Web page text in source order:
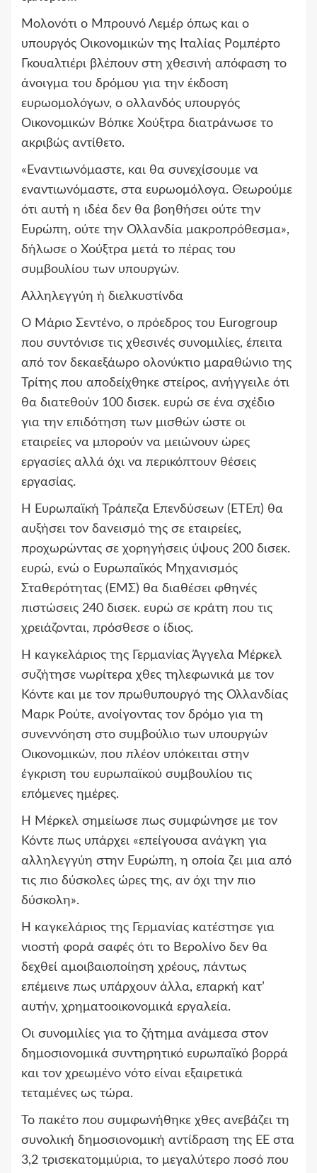
Μολονότι ο Μπρουνό Λεμέρ όπως και ο
υπουργός Οικονομικών της Ιταλίας Ρομπέρτο
Γκουαλτιέρι βλέπουν στη χθεσινή απόφαση το
άνοιγμα του δρόμου για την έκδοση
ευρωομολόγων, ο ολλανδός υπουργός
Οικονομικών Βόπκε Χούξτρα διατράνωσε το
ακριβώς αντίθετο.
«Εναντιωνόμαστε, και θα συνεχίσουμε να
εναντιωνόμαστε, στα ευρωομόλογα. Θεωρούμε
ότι αυτή η ιδέα δεν θα βοηθήσει ούτε την
Ευρώπη, ούτε την Ολλανδία μακροπρόθεσμα»,
δήλωσε ο Χούξτρα μετά το πέρας του
συμβουλίου των υπουργών.
Αλληλεγγύη ή διελκυστίνδα
Ο Μάριο Σεντένο, ο πρόεδρος του Eurogroup
που συντόνισε τις χθεσινές συνομιλίες, έπειτα
από τον δεκαεξάωρο ολονύκτιο μαραθώνιο της
Τρίτης που αποδείχθηκε στείρος, ανήγγειλε ότι
θα διατεθούν 100 δισεκ. ευρώ σε ένα σχέδιο
για την επιδότηση των μισθών ώστε οι
εταιρείες να μπορούν να μειώνουν ώρες
εργασίες αλλά όχι να περικόπτουν θέσεις
εργασίας.
Η Ευρωπαϊκή Τράπεζα Επενδύσεων (ΕΤΕπ) θα
αυξήσει τον δανεισμό της σε εταιρείες,
προχωρώντας σε χορηγήσεις ύψους 200 δισεκ.
ευρώ, ενώ ο Ευρωπαϊκός Μηχανισμός
Σταθερότητας (ΕΜΣ) θα διαθέσει φθηνές
πιστώσεις 240 δισεκ. ευρώ σε κράτη που τις
χρειάζονται, πρόσθεσε ο ίδιος.
Η καγκελάριος της Γερμανίας Άγγελα Μέρκελ
συζήτησε νωρίτερα χθες τηλεφωνικά με τον
Κόντε και με τον πρωθυπουργό της Ολλανδίας
Μαρκ Ρούτε, ανοίγοντας τον δρόμο για τη
συνεννόηση στο συμβούλιο των υπουργών
Οικονομικών, που πλέον υπόκειται στην
έγκριση του ευρωπαϊκού συμβουλίου τις
επόμενες ημέρες.
Η Μέρκελ σημείωσε πως συμφώνησε με τον
Κόντε πως υπάρχει «επείγουσα ανάγκη για
αλληλεγγύη στην Ευρώπη, η οποία ζει μια από
τις πιο δύσκολες ώρες της, αν όχι την πιο
δύσκολη».
Η καγκελάριος της Γερμανίας κατέστησε για
νιοστή φορά σαφές ότι το Βερολίνο δεν θα
δεχθεί αμοιβαιοποίηση χρέους, πάντως
επέμεινε πως υπάρχουν άλλα, επαρκή κατ’
αυτήν, χρηματοοικονομικά εργαλεία.
Οι συνομιλίες για το ζήτημα ανάμεσα στον
δημοσιονομικά συντηρητικό ευρωπαϊκό βορρά
και τον χρεωμένο νότο είναι εξαιρετικά
τεταμένες ως τώρα.
Το πακέτο που συμφωνήθηκε χθες ανεβάζει τη
συνολική δημοσιονομική αντίδραση της ΕΕ στα
3,2 τρισεκατομμύρια, το μεγαλύτερο ποσό που